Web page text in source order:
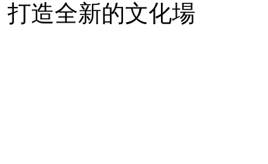
造全新的文化場